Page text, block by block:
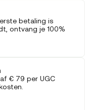
betaling is
ontvang je 100%
€ 79 per UGC